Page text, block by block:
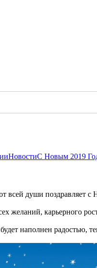
НовостиС Новым 2019
всей души поздравляет
желаний, карьерного
наполнен радостью,